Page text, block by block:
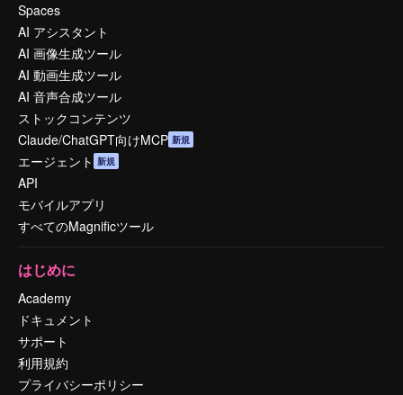
Spaces
AI アシスタント
AI 画像生成ツール
AI 動画生成ツール
AI 音声合成ツール
ストックコンテンツ
Claude/ChatGPT向けMCP 新規
エージェント 新規
API
モバイルアプリ
すべてのMagnificツール
はじめに
Academy
ドキュメント
サポート
利用規約
プライバシーポリシー